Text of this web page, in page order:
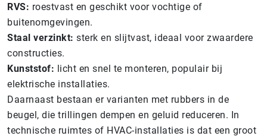
RVS: roestvast en geschikt voor vochtige of
buitenomgevingen.
Staal verzinkt: sterk en slijtvast, ideaal voor zwaardere
constructies.
Kunststof: licht en snel te monteren, populair bij
elektrische installaties.
Daarnaast bestaan er varianten met rubbers in de
beugel, die trillingen dempen en geluid reduceren. In
technische ruimtes of HVAC-installaties is dat een groot